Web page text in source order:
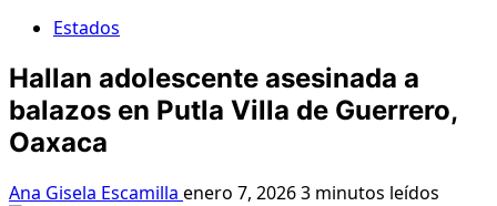
Estados
Hallan adolescente asesinada a
balazos en Putla Villa de Guerrero,
Oaxaca
Ana Gisela Escamilla enero 7, 20263 minutos leídos